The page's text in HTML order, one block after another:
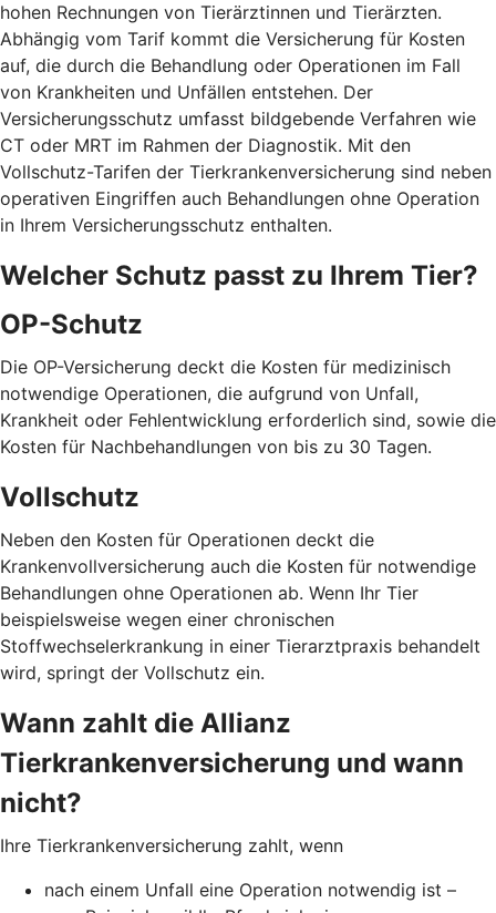
hohen Rechnungen von Tierärztinnen und Tierärzten.
Abhängig vom Tarif kommt die Versicherung für Kosten
auf, die durch die Behandlung oder Operationen im Fall
von Krankheiten und Unfällen entstehen. Der
Versicherungsschutz umfasst bildgebende Verfahren wie
CT oder MRT im Rahmen der Diagnostik. Mit den
Vollschutz-Tarifen der Tierkrankenversicherung sind neben
operativen Eingriffen auch Behandlungen ohne Operation
in Ihrem Versicherungsschutz enthalten.
Welcher Schutz passt zu Ihrem Tier?
OP-Schutz
Die OP-Versicherung deckt die Kosten für medizinisch
notwendige Operationen, die aufgrund von Unfall,
Krankheit oder Fehlentwicklung erforderlich sind, sowie die
Kosten für Nachbehandlungen von bis zu 30 Tagen.
Vollschutz
Neben den Kosten für Operationen deckt die
Krankenvollversicherung auch die Kosten für notwendige
Behandlungen ohne Operationen ab. Wenn Ihr Tier
beispielsweise wegen einer chronischen
Stoffwechselerkrankung in einer Tierarztpraxis behandelt
wird, springt der Vollschutz ein.
Wann zahlt die Allianz
Tierkrankenversicherung und wann
nicht?
Ihre Tierkrankenversicherung zahlt, wenn
nach einem Unfall eine Operation notwendig ist –